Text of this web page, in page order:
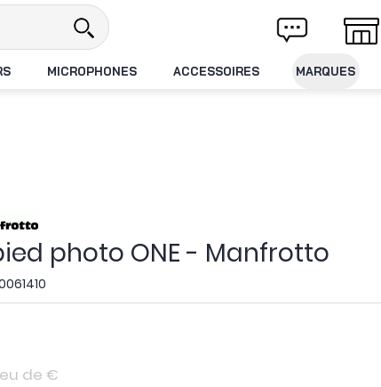
Livraison offerte dès 49€ d'achat
MICROPHONES ACCESSOIRES MARQUES
photo ONE - Manfrotto
de €